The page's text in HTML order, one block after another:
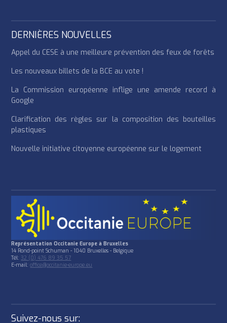
DERNIÈRES NOUVELLES
Appel du CESE à une meilleure prévention des feux de forêts
Les nouveaux billets de la BCE au vote !
La Commission européenne inflige une amende record à
Google
Clarification des règles sur la composition des bouteilles
plastiques
Nouvelle initiative citoyenne européenne sur le logement
Représentation Occitanie Europe à Bruxelles
14 Rond-point Schuman - 1040 Bruxelles - Belgique
Tél:32 (0) 476 89 35 57
E-mail:office@occitanie-europe.eu
Suivez-nous sur: